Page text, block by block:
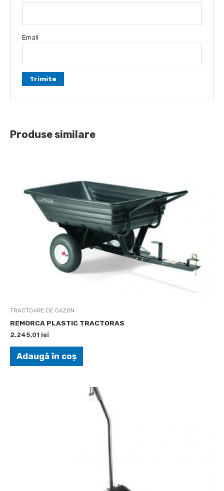
Email
Produse similare
TRACTOARE DE GAZON
REMORCA PLASTIC TRACTORAS
2.245,01 lei
Adaugă în coș